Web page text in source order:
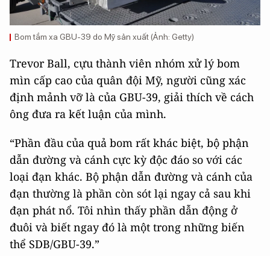
Bom tầm xa GBU-39 do Mỹ sản xuất (Ảnh: Getty)
Trevor Ball, cựu thành viên nhóm xử lý bom
mìn cấp cao của quân đội Mỹ, người cũng xác
định mảnh vỡ là của GBU-39, giải thích về cách
ông đưa ra kết luận của mình.
“Phần đầu của quả bom rất khác biệt, bộ phận
dẫn đường và cánh cực kỳ độc đáo so với các
loại đạn khác. Bộ phận dẫn đường và cánh của
đạn thường là phần còn sót lại ngay cả sau khi
đạn phát nổ. Tôi nhìn thấy phần dẫn động ở
đuôi và biết ngay đó là một trong những biến
thể SDB/GBU-39.”